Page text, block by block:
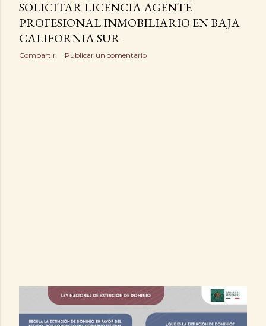
SOLICITAR LICENCIA AGENTE
PROFESIONAL INMOBILIARIO EN BAJA
CALIFORNIA SUR
Compartir Publicar un comentario